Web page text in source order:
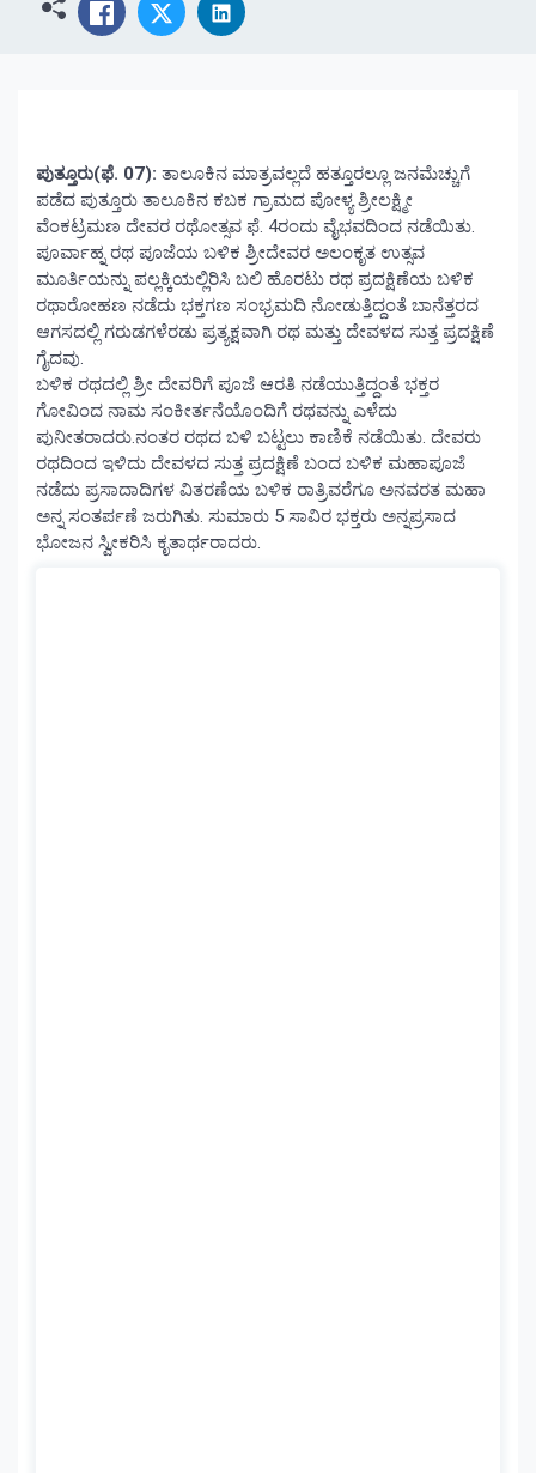
ಪುತ್ತೂರು(ಫೆ. 07): ತಾಲೂಕಿನ ಮಾತ್ರವಲ್ಲದೆ ಹತ್ತೂರಲ್ಲೂ ಜನಮೆಚ್ಚುಗೆ
ಪಡೆದ ಪುತ್ತೂರು ತಾಲೂಕಿನ ಕಬಕ ಗ್ರಾಮದ ಪೋಳ್ಯ ಶ್ರೀಲಕ್ಷ್ಮೀ
ವೆಂಕಟ್ರಮಣ ದೇವರ ರಥೋತ್ಸವ ಫೆ. 4ರಂದು ವೈಭವದಿಂದ ನಡೆಯಿತು.
ಪೂರ್ವಾಹ್ನ ರಥ ಪೂಜೆಯ ಬಳಿಕ ಶ್ರೀದೇವರ ಅಲಂಕೃತ ಉತ್ಸವ
ಮೂರ್ತಿಯನ್ನು ಪಲ್ಲಕ್ಕಿಯಲ್ಲಿರಿಸಿ ಬಲಿ ಹೊರಟು ರಥ ಪ್ರದಕ್ಷಿಣೆಯ ಬಳಿಕ
ರಥಾರೋಹಣ ನಡೆದು ಭಕ್ತಗಣ ಸಂಭ್ರಮದಿ ನೋಡುತ್ತಿದ್ದಂತೆ ಬಾನೆತ್ತರದ
ಆಗಸದಲ್ಲಿ ಗರುಡಗಳೆರಡು ಪ್ರತ್ಯಕ್ಷವಾಗಿ ರಥ ಮತ್ತು ದೇವಳದ ಸುತ್ತ ಪ್ರದಕ್ಷಿಣೆ
ಗೈದವು.
ಬಳಿಕ ರಥದಲ್ಲಿ ಶ್ರೀ ದೇವರಿಗೆ ಪೂಜೆ ಆರತಿ ನಡೆಯುತ್ತಿದ್ದಂತೆ ಭಕ್ತರ
ಗೋವಿಂದ ನಾಮ ಸಂಕೀರ್ತನೆಯೊಂದಿಗೆ ರಥವನ್ನು ಎಳೆದು
ಪುನೀತರಾದರು.ನಂತರ ರಥದ ಬಳಿ ಬಟ್ಟಲು ಕಾಣಿಕೆ ನಡೆಯಿತು. ದೇವರು
ರಥದಿಂದ ಇಳಿದು ದೇವಳದ ಸುತ್ತ ಪ್ರದಕ್ಷಿಣೆ ಬಂದ ಬಳಿಕ ಮಹಾಪೂಜೆ
ನಡೆದು ಪ್ರಸಾದಾದಿಗಳ ವಿತರಣೆಯ ಬಳಿಕ ರಾತ್ರಿವರೆಗೂ ಅನವರತ ಮಹಾ
ಅನ್ನ ಸಂತರ್ಪಣೆ ಜರುಗಿತು. ಸುಮಾರು 5 ಸಾವಿರ ಭಕ್ತರು ಅನ್ನಪ್ರಸಾದ
ಭೋಜನ ಸ್ವೀಕರಿಸಿ ಕೃತಾರ್ಥರಾದರು.